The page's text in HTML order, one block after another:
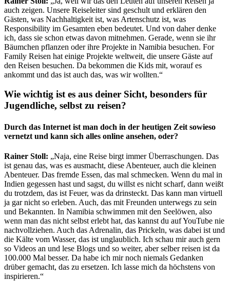
auch zeigen. Unsere Reiseleiter sind geschult und erklären den
Gästen, was Nachhaltigkeit ist, was Artenschutz ist, was
Responsibility im Gesamten eben bedeutet. Und von daher denke
ich, dass sie schon etwas davon mitnehmen. Gerade, wenn sie ihr
Bäumchen pflanzen oder ihre Projekte in Namibia besuchen. For
Family Reisen hat einige Projekte weltweit, die unsere Gäste auf
den Reisen besuchen. Da bekommen die Kids mit, worauf es
ankommt und das ist auch das, was wir wollten.“
Wie wichtig ist es aus deiner Sicht, besonders für
Jugendliche, selbst zu reisen?
Durch das Internet ist man doch in der heutigen Zeit sowieso
vernetzt und kann sich alles online ansehen, oder?
Rainer Stoll: „Naja, eine Reise birgt immer Überraschungen. Das
ist genau das, was es ausmacht, diese Abenteuer, auch die kleinen
Abenteuer. Das fremde Essen, das mal schmecken. Wenn du mal in
Indien gegessen hast und sagst, du willst es nicht scharf, dann weißt
du trotzdem, das ist Feuer, was da drinsteckt. Das kann man virtuell
ja gar nicht so erleben. Auch, das mit Freunden unterwegs zu sein
und Bekannten. In Namibia schwimmen mit den Seelöwen, also
wenn man das nicht selbst erlebt hat, das kannst du auf YouTube nie
nachvollziehen. Auch das Adrenalin, das Prickeln, was dabei ist und
die Kälte vom Wasser, das ist unglaublich. Ich schau mir auch gern
so Videos an und lese Blogs und so weiter, aber selber reisen ist da
100.000 Mal besser. Da habe ich mir noch niemals Gedanken
drüber gemacht, das zu ersetzen. Ich lasse mich da höchstens von
inspirieren.“